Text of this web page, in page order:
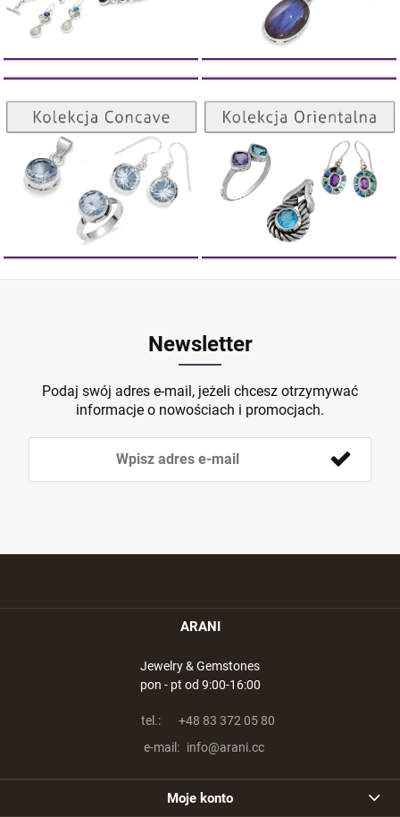
Kolekcja Concave
ZOBACZ
Kolekcja Orientalna
ZOBACZ
Newsletter
Podaj swój adres e-mail, jeżeli chcesz otrzymywać
informacje o nowościach i promocjach.
ARANI
Jewelry & Gemstones
pon - pt od 9:00-16:00
tel.:
+48 83 372 05 80
e-mail: info@arani.cc
Moje konto